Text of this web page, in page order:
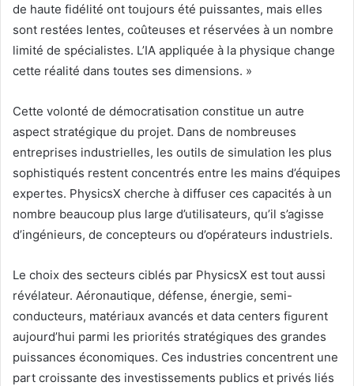
de haute fidélité ont toujours été puissantes, mais elles
sont restées lentes, coûteuses et réservées à un nombre
limité de spécialistes. L’IA appliquée à la physique change
cette réalité dans toutes ses dimensions. »
Cette volonté de démocratisation constitue un autre
aspect stratégique du projet. Dans de nombreuses
entreprises industrielles, les outils de simulation les plus
sophistiqués restent concentrés entre les mains d’équipes
expertes. PhysicsX cherche à diffuser ces capacités à un
nombre beaucoup plus large d’utilisateurs, qu’il s’agisse
d’ingénieurs, de concepteurs ou d’opérateurs industriels.
Le choix des secteurs ciblés par PhysicsX est tout aussi
révélateur. Aéronautique, défense, énergie, semi-
conducteurs, matériaux avancés et data centers figurent
aujourd’hui parmi les priorités stratégiques des grandes
puissances économiques. Ces industries concentrent une
part croissante des investissements publics et privés liés